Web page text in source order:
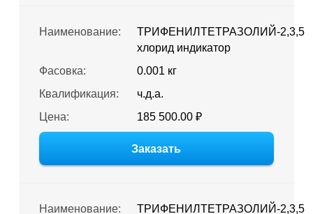
Наименование:
ТРИФЕНИЛТЕТРАЗОЛИЙ-2,3,5
хлорид индикатор
Фасовка:
0.001 кг
Квалификация:
ч.д.а.
Цена:
185 500.00 ₽
Заказать
Наименование: ТРИФЕНИЛТЕТРАЗОЛИЙ-2,3,5